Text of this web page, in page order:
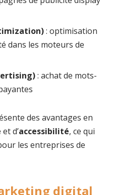
: optimisation
dans les moteurs de
: achat de mots-
des avantages en
et d’accessibilité, ce qui
les entreprises de
digital